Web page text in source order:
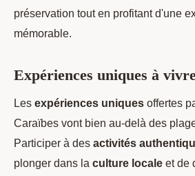
préservation tout en profitant d'une
mémorable.
Expériences uniques à
Les expériences uniques offertes
Caraïbes vont bien au-delà des
Participer à des activités
plonger dans la culture locale et de